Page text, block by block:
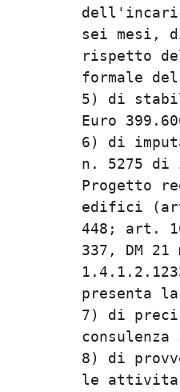
sei mesi,
rispetto
5) di
6) di
n. 5275
edifici
448; art.
337,
7) di
8) di
le